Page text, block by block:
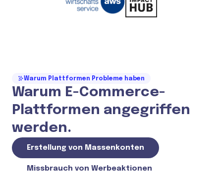
Warum Plattformen Probleme haben
Warum E-Commerce-
Plattformen angegriffen
werden.
Erstellung von Massenkonten
Missbrauch von Werbeaktionen